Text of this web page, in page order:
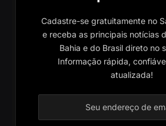
Cadastre-se gratuitamente no
e receba as principais notícias
Bahia e do Brasil direto no
Informação rápida,
atualizada!